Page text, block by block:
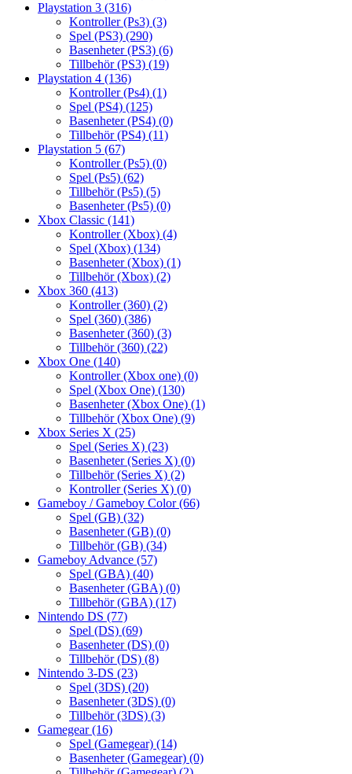
Playstation 3 (316)
Kontroller (Ps3) (3)
Spel (PS3) (290)
Basenheter (PS3) (6)
Tillbehör (PS3) (19)
Playstation 4 (136)
Kontroller (Ps4) (1)
Spel (PS4) (125)
Basenheter (PS4) (0)
Tillbehör (PS4) (11)
Playstation 5 (67)
Kontroller (Ps5) (0)
Spel (Ps5) (62)
Tillbehör (Ps5) (5)
Basenheter (Ps5) (0)
Xbox Classic (141)
Kontroller (Xbox) (4)
Spel (Xbox) (134)
Basenheter (Xbox) (1)
Tillbehör (Xbox) (2)
Xbox 360 (413)
Kontroller (360) (2)
Spel (360) (386)
Basenheter (360) (3)
Tillbehör (360) (22)
Xbox One (140)
Kontroller (Xbox one) (0)
Spel (Xbox One) (130)
Basenheter (Xbox One) (1)
Tillbehör (Xbox One) (9)
Xbox Series X (25)
Spel (Series X) (23)
Basenheter (Series X) (0)
Tillbehör (Series X) (2)
Kontroller (Series X) (0)
Gameboy / Gameboy Color(66)
Spel (GB) (32)
Basenheter (GB) (0)
Tillbehör (GB) (34)
Gameboy Advance (57)
Spel (GBA) (40)
Basenheter (GBA) (0)
Tillbehör (GBA) (17)
Nintendo DS (77)
Spel (DS) (69)
Basenheter (DS) (0)
Tillbehör (DS) (8)
Nintendo 3-DS (23)
Spel (3DS) (20)
Basenheter (3DS) (0)
Tillbehör (3DS) (3)
Gamegear(16)
Spel (Gamegear) (14)
Basenheter (Gamegear) (0)